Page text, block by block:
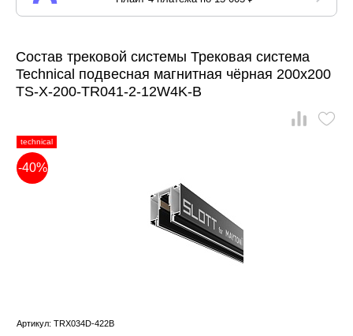
Состав трековой системы Трековая система
Technical подвесная магнитная чёрная 200x200
TS-X-200-TR041-2-12W4K-B
technical
-40%
Артикул: TRX034D-422B